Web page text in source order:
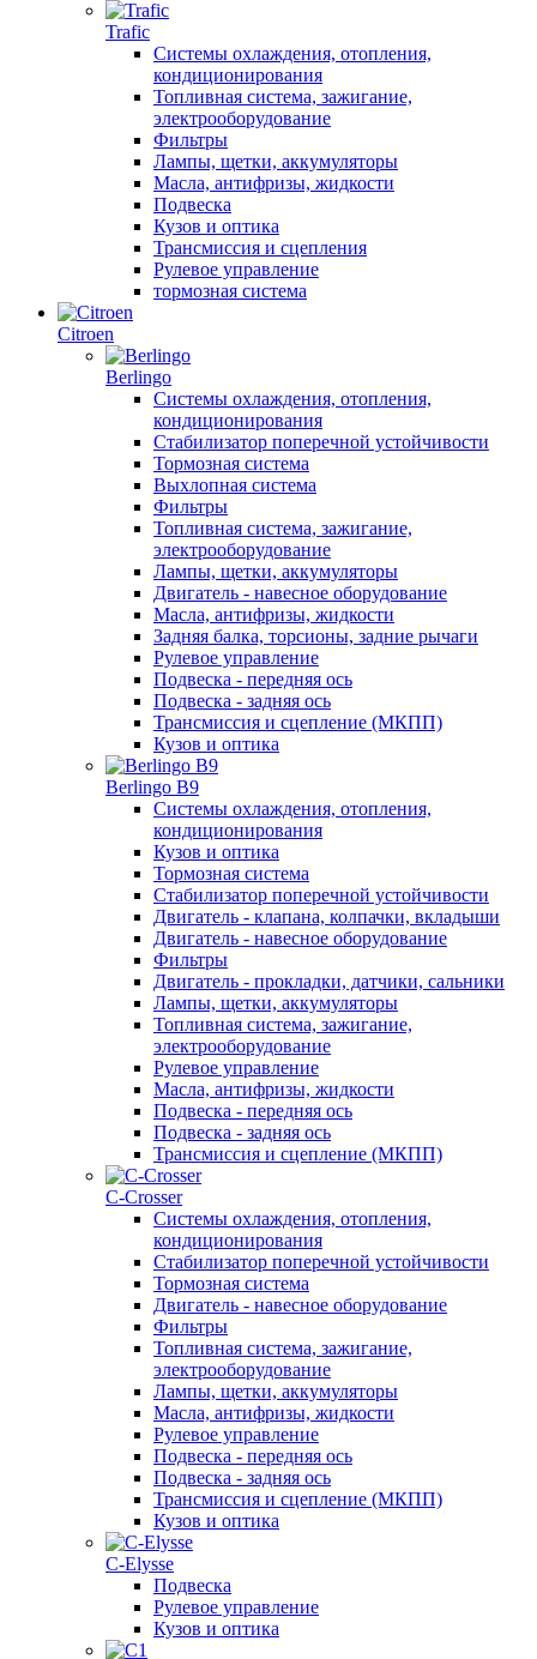
Trafic
Системы охлаждения, отопления,
кондиционирования
Топливная система, зажигание,
электрооборудование
Фильтры
Лампы, щетки, аккумуляторы
Масла, антифризы, жидкости
Подвеска
Кузов и оптика
Трансмиссия и сцепления
Рулевое управление
тормозная система
Citroen
Berlingo
Системы охлаждения, отопления,
кондиционирования
Стабилизатор поперечной устойчивости
Тормозная система
Выхлопная система
Фильтры
Топливная система, зажигание,
электрооборудование
Лампы, щетки, аккумуляторы
Двигатель - навесное оборудование
Масла, антифризы, жидкости
Задняя балка, торсионы, задние рычаги
Рулевое управление
Подвеска - передняя ось
Подвеска - задняя ось
Трансмиссия и сцепление (МКПП)
Кузов и оптика
Berlingo B9
Системы охлаждения, отопления,
кондиционирования
Кузов и оптика
Тормозная система
Стабилизатор поперечной устойчивости
Двигатель - клапана, колпачки, вкладыши
Двигатель - навесное оборудование
Фильтры
Двигатель - прокладки, датчики, сальники
Лампы, щетки, аккумуляторы
Топливная система, зажигание,
электрооборудование
Рулевое управление
Масла, антифризы, жидкости
Подвеска - передняя ось
Подвеска - задняя ось
Трансмиссия и сцепление (МКПП)
С-Сrosser
Системы охлаждения, отопления,
кондиционирования
Стабилизатор поперечной устойчивости
Тормозная система
Двигатель - навесное оборудование
Фильтры
Топливная система, зажигание,
электрооборудование
Лампы, щетки, аккумуляторы
Масла, антифризы, жидкости
Рулевое управление
Подвеска - передняя ось
Подвеска - задняя ось
Трансмиссия и сцепление (МКПП)
Кузов и оптика
C-Elysse
Подвеска
Рулевое управление
Кузов и оптика